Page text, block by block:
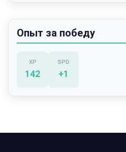
Опыт за победу
XP
142
SPD
+1